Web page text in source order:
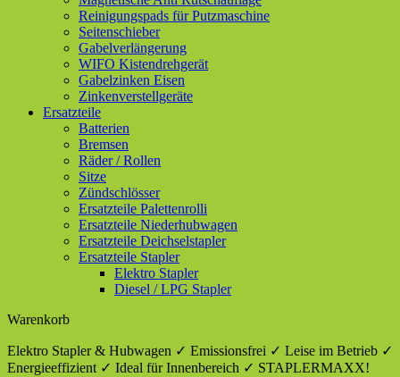
Reinigungspads für Putzmaschine
Seitenschieber
Gabelverlängerung
WIFO Kistendrehgerät
Gabelzinken Eisen
Zinkenverstellgeräte
Ersatzteile
Batterien
Bremsen
Räder / Rollen
Sitze
Zündschlösser
Ersatzteile Palettenrolli
Ersatzteile Niederhubwagen
Ersatzteile Deichselstapler
Ersatzteile Stapler
Elektro Stapler
Diesel / LPG Stapler
Warenkorb
Elektro Stapler & Hubwagen ✓ Emissionsfrei ✓ Leise im Betrieb ✓
Energieeffizient ✓ Ideal für Innenbereich ✓ STAPLERMAXX!